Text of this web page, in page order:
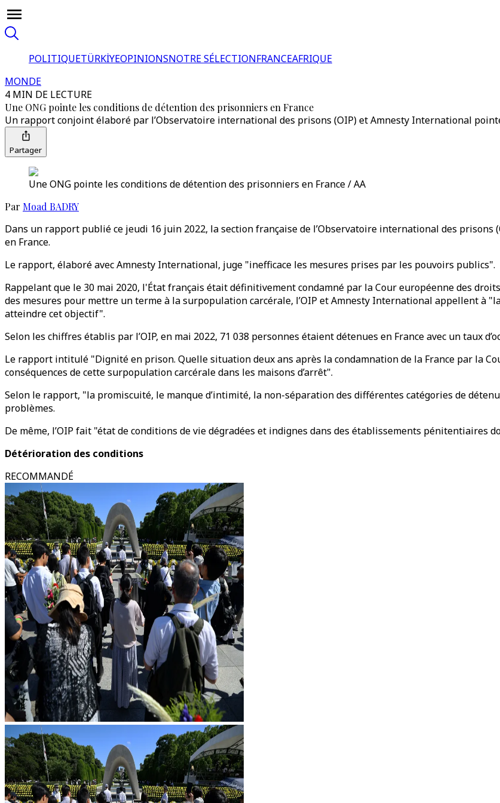
POLITIQUETÜRKİYEOPINIONSNOTRE SÉLECTIONFRANCEAFRIQUE
MONDE
4 MIN DE LECTURE
Une ONG pointe les conditions de détention des prisonniers en France
Un rapport conjoint élaboré par l’Observatoire international des prisons (OIP) et Amnesty International
Partager
Une ONG pointe les conditions de détention des prisonniers en France / AA
Par Moad BADRY
Dans un rapport publié ce jeudi 16 juin 2022, la section française de l’Observatoire international des prisons
en France.
Le rapport, élaboré avec Amnesty International, juge "inefficace les mesures prises par les pouvoirs publics".
Rappelant que le 30 mai 2020, l'État français était définitivement condamné par la Cour européenne des
des mesures pour mettre un terme à la surpopulation carcérale, l’OIP et Amnesty International appellent à
atteindre cet objectif".
Selon les chiffres établis par l’OIP, en mai 2022, 71 038 personnes étaient détenues en France avec un taux
Le rapport intitulé "Dignité en prison. Quelle situation deux ans après la condamnation de la France par la
conséquences de cette surpopulation carcérale dans les maisons d’arrêt".
Selon le rapport, "la promiscuité, le manque d’intimité, la non-séparation des différentes catégories de
problèmes.
De même, l’OIP fait "état de conditions de vie dégradées et indignes dans des établissements
Détérioration des conditions
RECOMMANDÉ